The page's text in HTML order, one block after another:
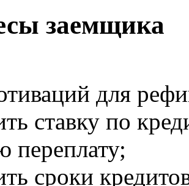
заемщика
для
ставку по
сроки